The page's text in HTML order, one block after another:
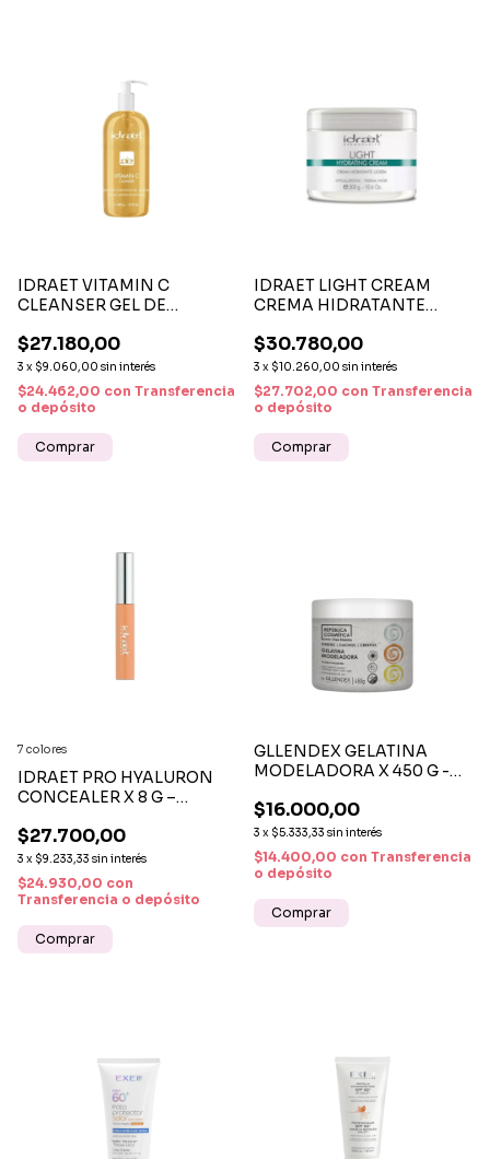
IDRAET VITAMIN C
CLEANSER GEL DE
CON VITAMINA C X 500 G
$27.180,00
3 x $9.060,00 sin interés
$24.462,00 con Transferencia
o depósito
IDRAET LIGHT CREAM
CREMA HIDRATANTE
$30.780,00
3 x $10.260,00 sin interés
$27.702,00 con Transferencia
o depósito
IDRAET PRO HYALURON
CONCEALER X 8 G –
COBERTURA CON ÁCIDO
HIALURÓNICO
$27.700,00
3 x $9.233,33 sin interés
$24.930,00 con
Transferencia o depósito
7 colores
Comprar
GLLENDEX GELATINA
MODELADORA X 450 G -
FLEXIBLE
$16.000,00
3 x $5.333,33 sin interés
$14.400,00 con Transferencia
o depósito